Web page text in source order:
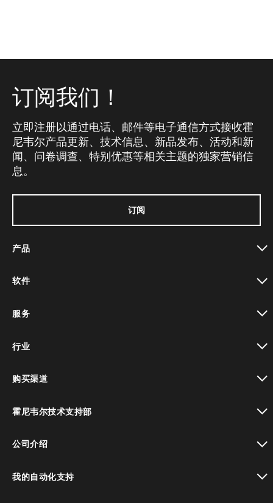
订阅我们！
立即注册以通过电话、邮件等电子通信方式接收霍
尼韦尔产品更新、技术信息、新品发布、活动和新
闻、问卷调查、特别优惠等相关主题的独家营销信
息。
订阅
产品
软件
服务
行业
购买渠道
霍尼韦尔技术支持部
公司介绍
我的自动化支持